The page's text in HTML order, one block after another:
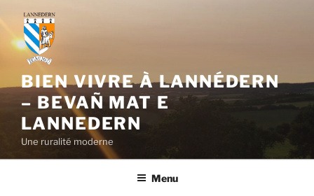
contenu
principal
BIEN VIVRE À LANNÉDERN
– BEVAÑ MAT E
LANNEDERN
Une ruralité moderne
Menu